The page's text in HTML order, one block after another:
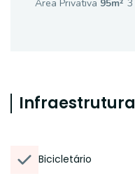
Área Privativa 95m² 3
Infraestrutura
Bicicletário